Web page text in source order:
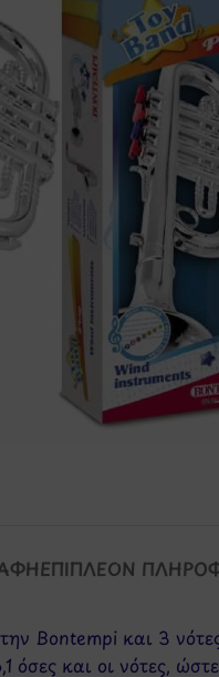
ΕΠΙΠΛΈΟΝ
Bontempi και 3
όσες και οι νότες,